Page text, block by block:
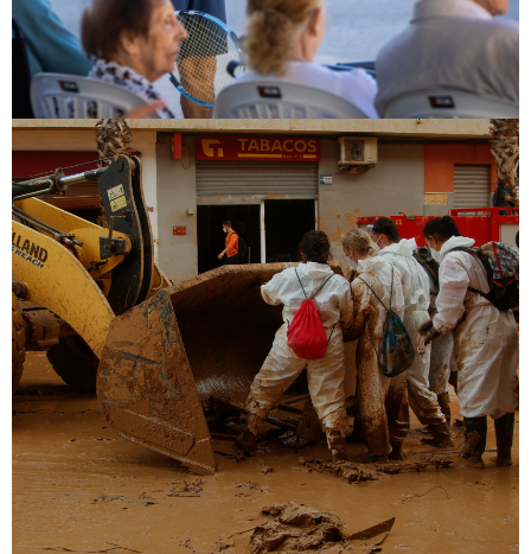
VOLIES
La Voluntad, documental de la DANA
Comunicación Social
VER PROYECTO